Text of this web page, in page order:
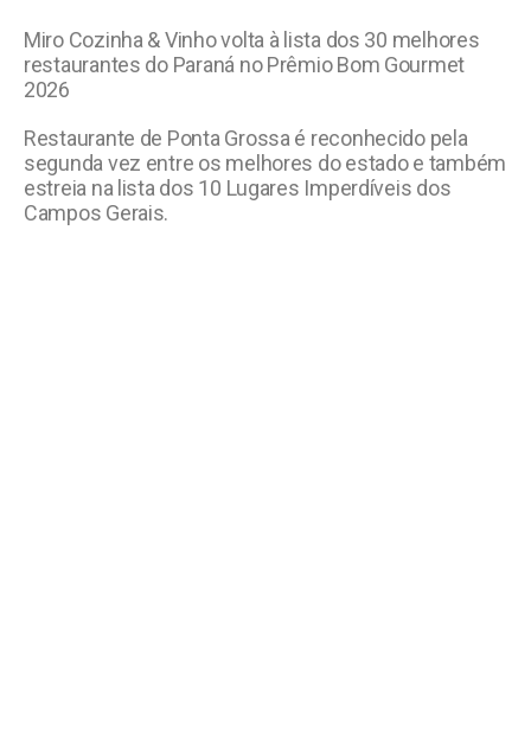
Miro Cozinha & Vinho volta à lista dos 30 melhores
restaurantes do Paraná no Prêmio Bom Gourmet
2026
Restaurante de Ponta Grossa é reconhecido pela
segunda vez entre os melhores do estado e também
estreia na lista dos 10 Lugares Imperdíveis dos
Campos Gerais.